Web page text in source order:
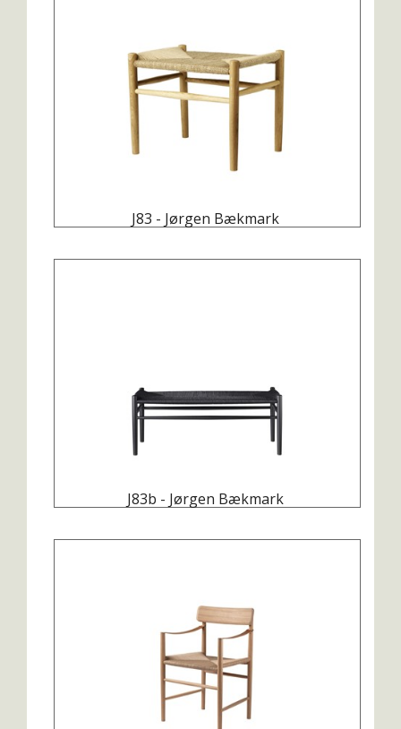
J83 - Jørgen Bækmark
J83b - Jørgen Bækmark